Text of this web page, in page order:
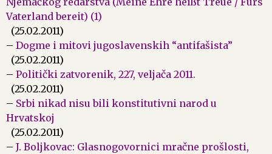
Vaterland bereit) (1)
(25.02.2011)
– Dogme i mitovi jugoslavenskih “antifašista”
(25.02.2011)
– Politički zatvorenik, 227, veljača 2011.
(25.02.2011)
– Srbi nikad nisu bili konstitutivni narod u
Hrvatskoj
(25.02.2011)
– J. Boljkovac: Glasnogovornici mračne prošlosti,